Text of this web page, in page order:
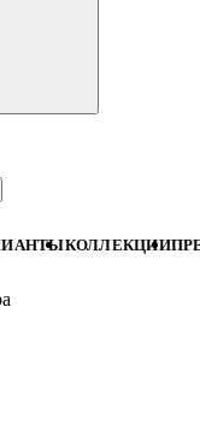
КОЛЛЕКЦИИ